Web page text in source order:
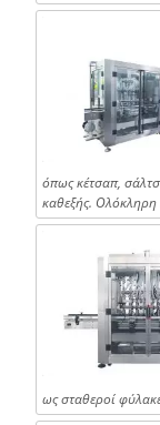
όπως κέτσαπ,
καθεξής. Ολόκληρη
ως σταθεροί